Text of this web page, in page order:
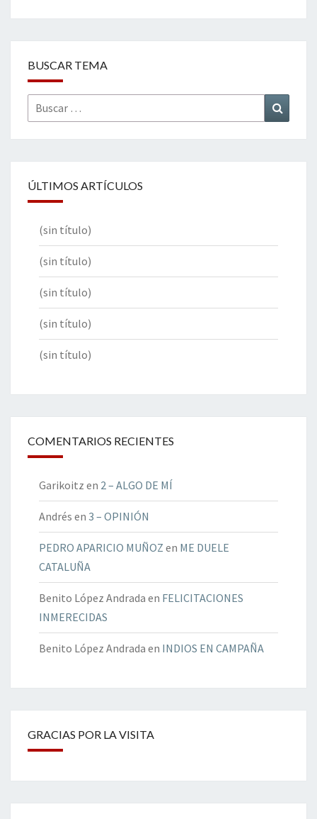
BUSCAR TEMA
Buscar
por:
ÚLTIMOS ARTÍCULOS
(sin título)
(sin título)
(sin título)
(sin título)
(sin título)
COMENTARIOS RECIENTES
Garikoitz en 2 – ALGO DE MÍ
Andrés en 3 – OPINIÓN
PEDRO APARICIO MUÑOZ en ME DUELE
CATALUÑA
Benito López Andrada en FELICITACIONES
INMERECIDAS
Benito López Andrada en INDIOS EN CAMPAÑA
GRACIAS POR LA VISITA